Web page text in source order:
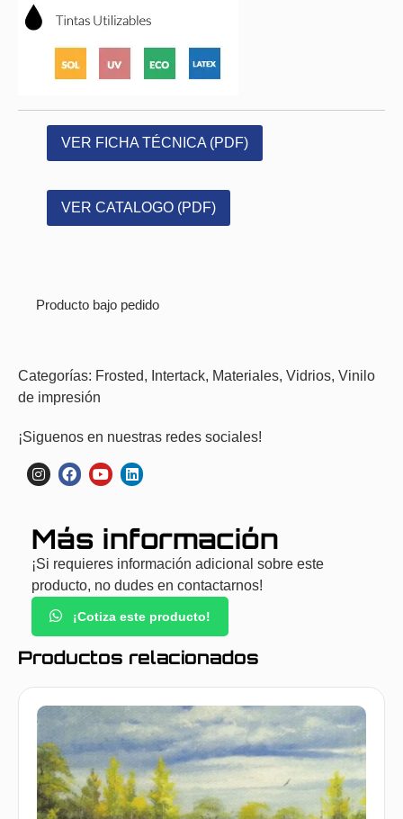
VER FICHA TÉCNICA (PDF)
VER CATALOGO (PDF)
Producto bajo pedido
Categorías: Frosted, Intertack, Materiales, Vidrios, Vinilo
de impresión
¡Siguenos en nuestras redes sociales!
Más información
¡Si requieres información adicional sobre este
producto, no dudes en contactarnos!
¡Cotiza este producto!
Productos relacionados